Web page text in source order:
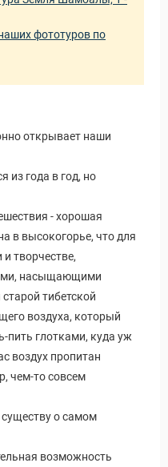
фототуров по
открывает наши
из года в год, но
- хорошая
в высокогорье, что для
творчестве,
насыщающими
тибетской
воздуха, который
пить глотками, куда уж
воздух пропитан
чем-то совсем
существу о самом
возможность